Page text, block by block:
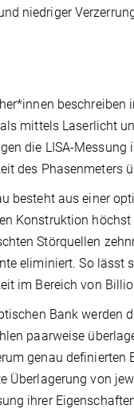
niedriger
beschreiben
mittels Laserlicht
die LISA-
des Phasenmeters
besteht aus einer
Konstruktion
Störquellen
eliminiert. So lässt
im Bereich von
Bank werden
paarweise
genau definierten
Überlagerung von
ihrer